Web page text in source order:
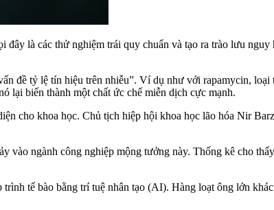
là các thử nghiệm trái quy chuẩn và tạo ra trào lưu
đề tỷ lệ tín hiệu trên nhiễu”. Ví dụ như với rapamycin,
lại biến thành một chất ức chế miễn dịch cực mạnh.
cho khoa học. Chủ tịch hiệp hội khoa học lão hóa Nir
ngành công nghiệp mộng tưởng này. Thống kê cho
tế bào bằng trí tuệ nhân tạo (AI). Hàng loạt ông lớn